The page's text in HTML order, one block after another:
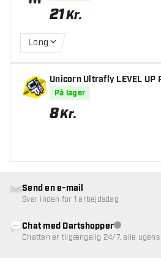
21Kr.
Long
Unicorn Ultrafly LEVEL UP
t Flights
På lager
8Kr.
Send en e-mail
Svar inden for 1 arbejdsdag
Chat med Dartshopper
Chatten er tilgængelig 24/7, alle ugens